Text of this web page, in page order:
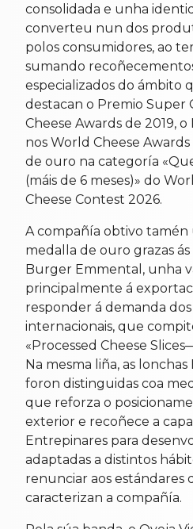
consolidada e unha
converteu nun dos
polos consumidores, ao
sumando
especializados do ámbito
destacan o Premio Super
Cheese Awards de 2019,
nos World Cheese
de ouro na categoría
(máis de 6 meses)» do
Cheese Contest 2026.
A compañía obtivo tamén
medalla de ouro grazas
Burger Emmental, unha
principalmente á
responder á demanda
internacionais, que
«Processed Cheese
Na mesma liña, as
foron distinguidas coa
que reforza o
exterior e recoñece a
Entrepinares para
adaptadas a distintos
renunciar aos estándares
caracterizan a compañía.